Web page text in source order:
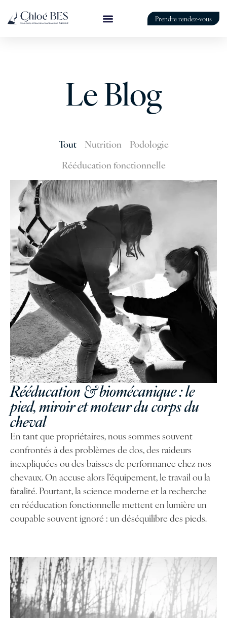
Prendre rendez-vous
Le Blog
Nutrition
Podologie
Rééducation fonctionnelle
Tout
Rééducation & biomécanique : le
pied, miroir et moteur du corps du
cheval
En tant que propriétaires, nous sommes souvent
confrontés à des problèmes de dos, des raideurs
inexpliquées ou des baisses de performance chez nos
chevaux. On accuse alors l’équipement, le travail ou la
fatalité. Pourtant, la science moderne et la recherche
en rééducation fonctionnelle mettent en lumière un
coupable souvent ignoré : un déséquilibre des pieds.